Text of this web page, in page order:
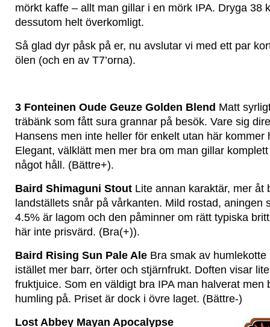
mörkt kaffe – allt man gillar i en mörk IPA. Dryga 38
dessutom helt överkomligt.
Så glad dyr påsk på er, nu avslutar vi med ett par
ölen (och en av T7’orna).
3 Fonteinen Oude Geuze Golden Blend Matt
träbänk som fått sura grannar på besök. Vare sig
Hansens men inte heller för enkelt utan här kommer
Elegant, välklätt men mer bra om man gillar
något håll. (Bättre+).
Baird Shimaguni Stout Lite annan karaktär, mer åt
landställets snår på vårkanten. Mild rostad, aningen
4.5% är lagom och den påminner om rätt typiska
här inte prisvärd. (Bra(+)).
Baird Rising Sun Pale Ale Bra smak av
istället mer barr, örter och stjärnfrukt. Doften visar
fruktjuice. Som en väldigt bra IPA man halverat men
humling på. Priset är dock i övre laget. (Bättre-)
Lost Abbey Mayan Apocalypse